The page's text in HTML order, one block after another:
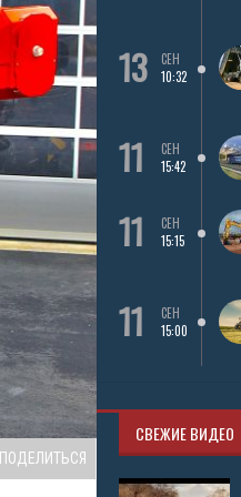
13
СЕН
10:32
11
СЕН
15:42
11
СЕН
15:15
11
СЕН
15:00
СВЕЖИЕ ВИДЕО